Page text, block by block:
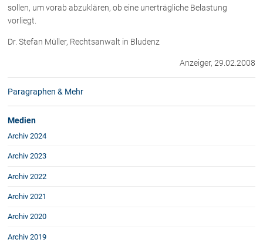
Medien
Vorarlberg Online
NOVUM
Familie
sollen, um vorab abzuklären, ob eine unerträgliche Belastung
vorliegt.
Dr. Stefan Müller, Rechtsanwalt in Bludenz
Anzeiger, 29.02.2008
Paragraphen & Mehr
Medien
Archiv 2024
Archiv 2023
Archiv 2022
Archiv 2021
Archiv 2020
Archiv 2019